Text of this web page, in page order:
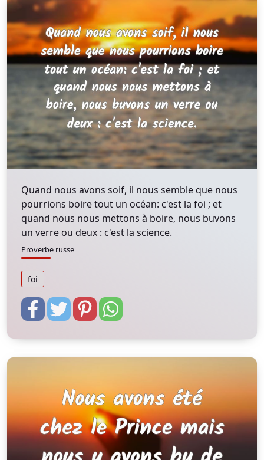
Quand nous avons soif, il nous semble que nous
pourrions boire tout un océan: c'est la foi ; et
quand nous nous mettons à boire, nous buvons
un verre ou deux : c'est la science.
Proverbe russe
foi